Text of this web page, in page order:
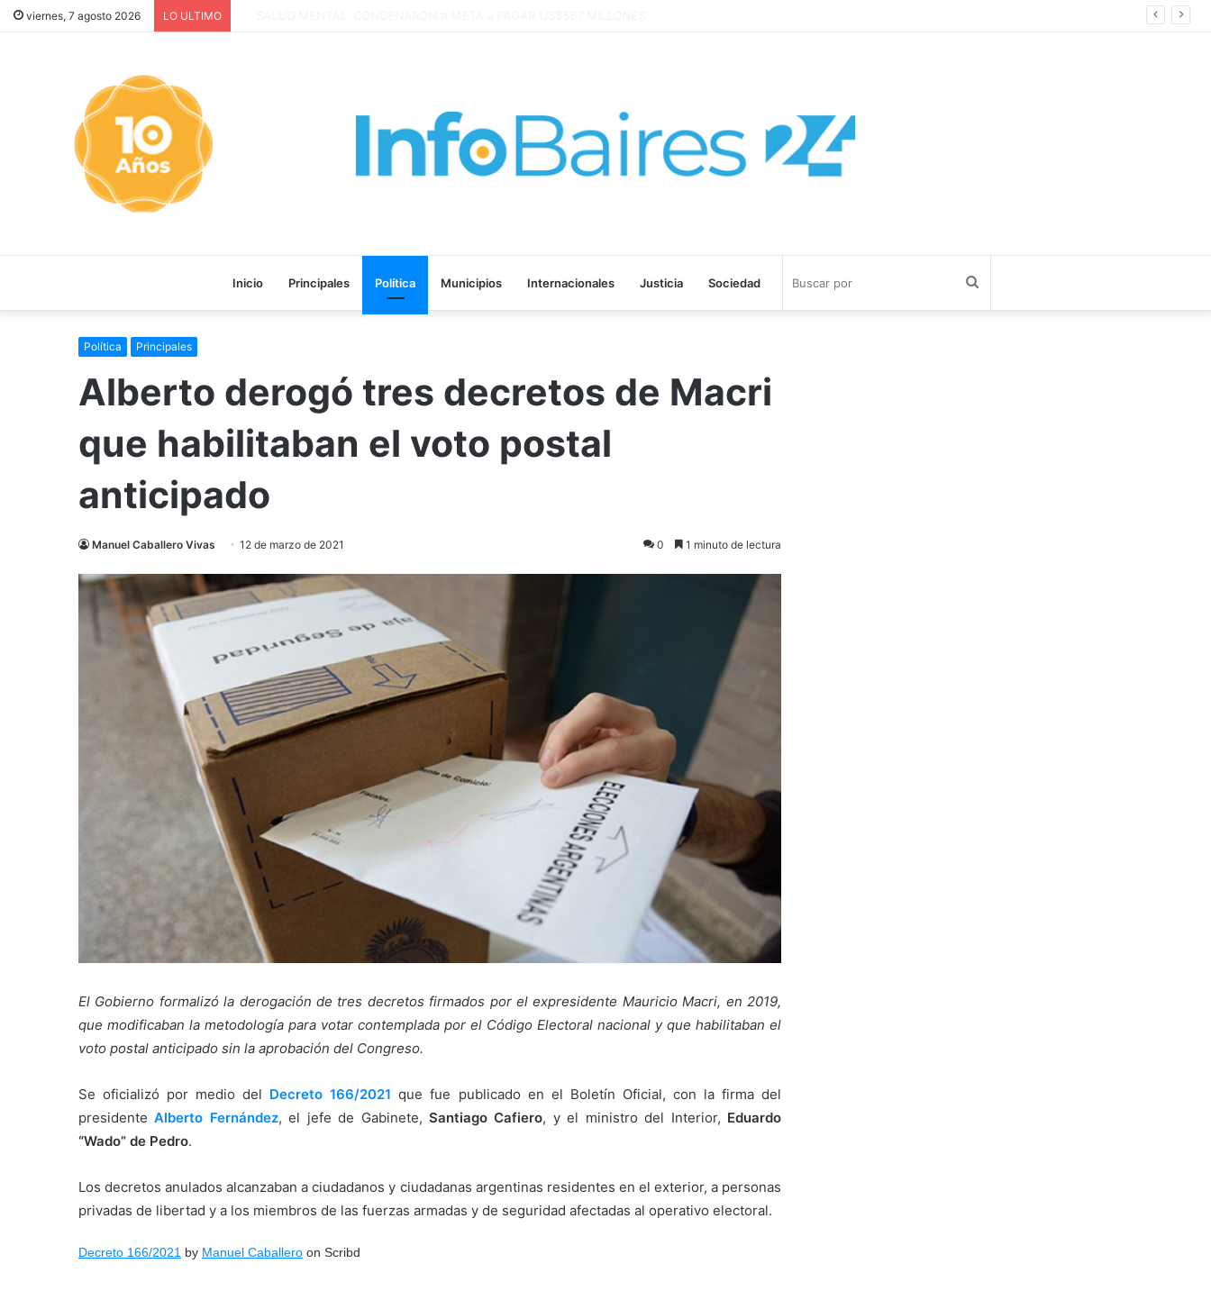
viernes, 7 agosto 2026 LO ULTIMO
Inicio Principales Política Municipios Internacionales Justicia Sociedad
Política Principales
Alberto derogó tres decretos de Macri
que habilitaban el voto postal
anticipado
Manuel Caballero Vivas 12 de marzo de 2021 0 1 minuto de lectura
El Gobierno formalizó la derogación de tres decretos firmados por el expresidente Mauricio Macri, en 2019,
que modificaban la metodología para votar contemplada por el Código Electoral nacional y que habilitaban el
voto postal anticipado sin la aprobación del Congreso.
Se oficializó por medio del Decreto 166/2021 que fue publicado en el Boletín Oficial, con la firma del
presidenteAlberto Fernández, el jefe de Gabinete,Santiago Cafiero, y el ministro del Interior, Eduardo
“Wado” de Pedro.
Los decretos anulados alcanzaban a ciudadanos y ciudadanas argentinas residentes en el exterior, a personas
privadas de libertad y a los miembros de las fuerzas armadas y de seguridad afectadas al operativo electoral.
Decreto 166/2021 by Manuel Caballero on Scribd